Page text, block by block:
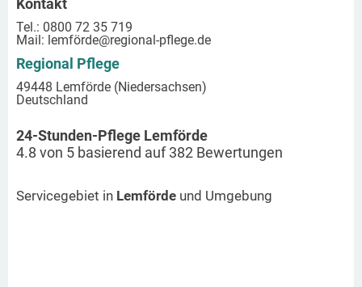
Tel.: 0800 72 35 719
Mail: lemförde@regional-pflege.de
Regional Pflege
49448 Lemförde (Niedersachsen)
Deutschland
24-Stunden-Pflege Lemförde
4.8 von 5 basierend auf382 Bewertungen
Servicegebiet in Lemförde und Umgebung